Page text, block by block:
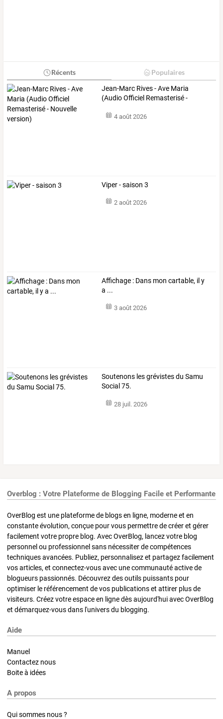
Récents Populaires
Jean-Marc Rives-Ave Maria
(AudioOfficiel Remasterisé-
4 août 2026
Viper - saison 3
2 août 2026
Affichage : Dans mon cartable, il y
a ...
3 août 2026
Soutenons les grévistes du Samu
Social 75.
28 juil. 2026
Overblog : Votre Plateforme de Blogging Facile et Performante
OverBlog est une plateforme de blogs en ligne, moderne et en
constante évolution, conçue pour vous permettre de créer et gérer
facilement votre propre blog. Avec OverBlog, lancez votre blog
personnel ou professionnel sans nécessiter de compétences
techniques avancées. Publiez, personnalisez et partagez facilement
vos articles, et connectez-vous avec une communauté active de
blogueurs passionnés. Découvrez des outils puissants pour
optimiser le référencement de vos publications et attirer plus de
visiteurs. Créez votre espace en ligne dès aujourd'hui avec OverBlog
et démarquez-vous dans l'univers du blogging.
Aide
Manuel
Contactez nous
Boite à idées
A propos
Qui sommes nous ?